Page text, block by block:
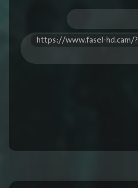
https://www.fasel-hd.cam/